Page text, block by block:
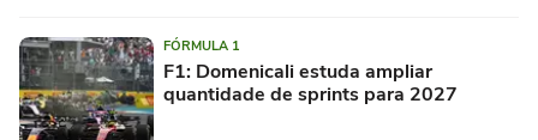
FÓRMULA 1
F1: Domenicali estuda ampliar
quantidade de sprints para 2027